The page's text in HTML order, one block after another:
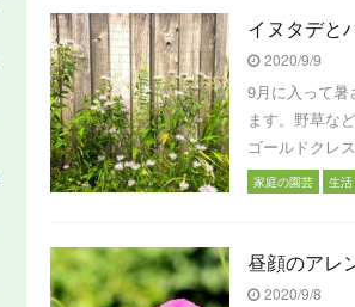
イヌタデと
2020/9/9
9月に入って
ます。野草な
ゴールドクレ
家庭の園芸 生活
昼顔のアレ
2020/9/8